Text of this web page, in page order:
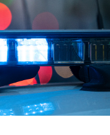
об экологии